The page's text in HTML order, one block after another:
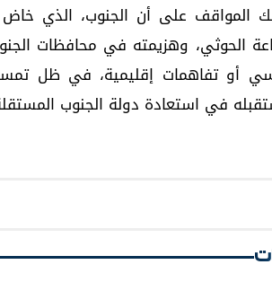
المواقف على أن الجنوب، الذي خاض
الحوثي، وهزيمته في محافظات
أو تفاهمات إقليمية، في ظل
في استعادة دولة الجنوب